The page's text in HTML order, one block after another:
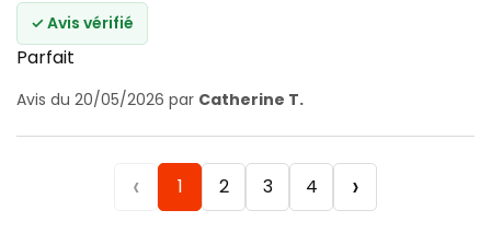
✓ Avis vérifié
Parfait
Avis du 20/05/2026 par Catherine T.
‹ 1 2 3 4 ›